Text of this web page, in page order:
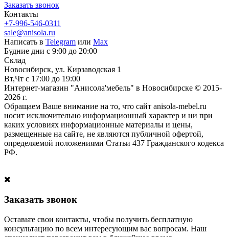
Заказать звонок
Контакты
+7-996-546-0311
sale@anisola.ru
Написать в Telegram или Max
Будние дни с 9:00 до 20:00
Склад
Новосибирск, ул. Кирзаводская 1
Вт,Чт с 17:00 до 19:00
Интернет-магазин "Анисола'мебель" в Новосибирске © 2015-
2026 г.
Обращаем Ваше внимание на то, что сайт anisola-mebel.ru
носит исключительно информационный характер и ни при
каких условиях информационные материалы и цены,
размещенные на сайте, не являются публичной офертой,
определяемой положениями Статьи 437 Гражданского кодекса
РФ.
Заказать звонок
Оставьте свои контакты, чтобы получить бесплатную
консультацию по всем интересующим вас вопросам. Наш